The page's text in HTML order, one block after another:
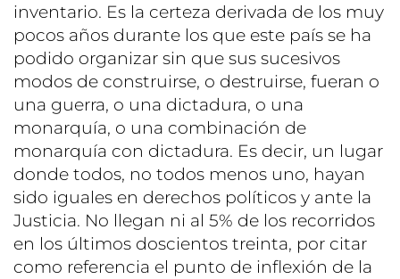
inventario. Es la certeza derivada de los muy
pocos años durante los que este país se ha
podido organizar sin que sus sucesivos
modos de construirse, o destruirse, fueran o
una guerra, o una dictadura, o una
monarquía, o una combinación de
monarquía con dictadura. Es decir, un lugar
donde todos, no todos menos uno, hayan
sido iguales en derechos políticos y ante la
Justicia. No llegan ni al 5% de los recorridos
en los últimos doscientos treinta, por citar
como referencia el punto de inflexión de la